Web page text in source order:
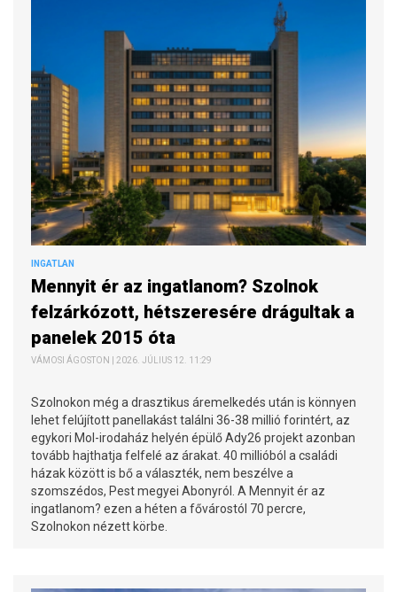
INGATLAN
Mennyit ér az ingatlanom? Szolnok
felzárkózott, hétszeresére drágultak a
panelek 2015 óta
VÁMOSI ÁGOSTON | 2026. JÚLIUS 12. 11:29
Szolnokon még a drasztikus áremelkedés után is könnyen
lehet felújított panellakást találni 36-38 millió forintért, az
egykori Mol-irodaház helyén épülő Ady26 projekt azonban
tovább hajthatja felfelé az árakat. 40 millióból a családi
házak között is bő a választék, nem beszélve a
szomszédos, Pest megyei Abonyról. A Mennyit ér az
ingatlanom? ezen a héten a fővárostól 70 percre,
Szolnokon nézett körbe.